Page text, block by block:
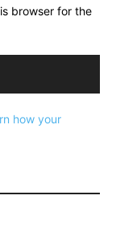
browser for the
how your